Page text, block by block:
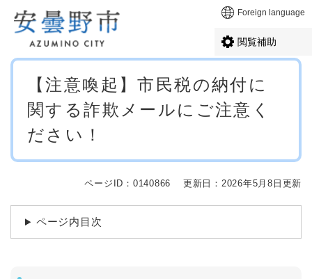
メニューを飛ばして本文へ Foreign language
閲覧補助
本
【注意喚起】市民税の納付に
関する詐欺メールにご注意く
ださい！
ページID：0140866 更新日：2026年5月8日更新
ページ内目次